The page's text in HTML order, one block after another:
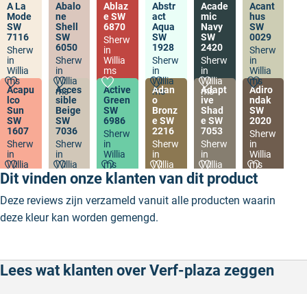
A La
Mode
SW
7116
Sherw
in
Willia
ms
Abalo
ne
Shell
SW
6050
Sherw
in
Willia
ms
Ablaz
e SW
6870
Sherw
in
Willia
ms
Abstr
act
Aqua
SW
1928
Sherw
in
Willia
ms
Acade
mic
Navy
SW
2420
Sherw
in
Willia
ms
Acant
hus
SW
0029
Sherw
in
Willia
ms
Acapu
lco
Sun
SW
1607
Sherw
in
Willia
ms
Acces
sible
Beige
SW
7036
Sherw
in
Willia
ms
Active
Green
SW
6986
Sherw
in
Willia
ms
Adan
o
Bronz
e SW
2216
Sherw
in
Willia
ms
Adapt
ive
Shad
e SW
7053
Sherw
in
Willia
ms
Adiro
ndak
SW
2020
Sherw
in
Willia
ms
Dit vinden onze klanten van dit product
Deze reviews zijn verzameld vanuit alle producten waarin
deze kleur kan worden gemengd.
Lees wat klanten over Verf-plaza zeggen